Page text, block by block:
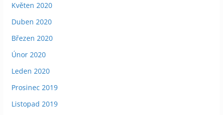
Květen 2020
Duben 2020
Březen 2020
Únor 2020
Leden 2020
Prosinec 2019
Listopad 2019